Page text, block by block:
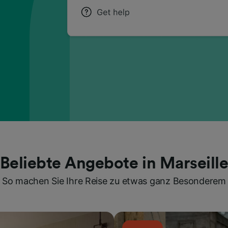
Beliebte Angebote in Marseille
So machen Sie Ihre Reise zu etwas ganz Besonderem